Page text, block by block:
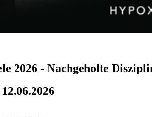
2026 - Nachgeholte